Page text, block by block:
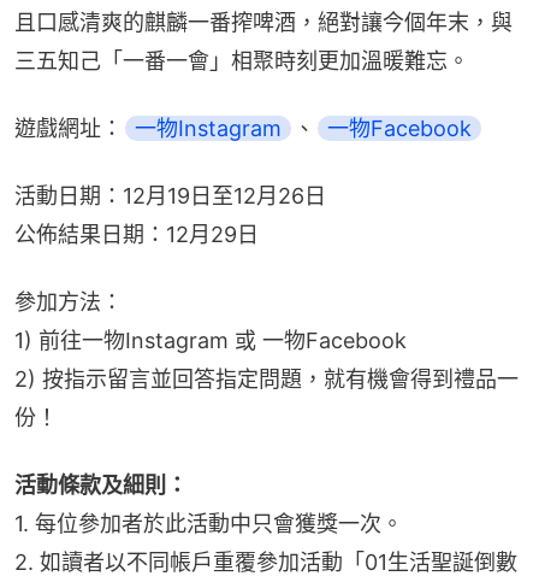
且口感清爽的麒麟一番搾啤酒，絕對讓今個年末，與
三五知己「一番一會」相聚時刻更加溫暖難忘。
遊戲網址： 一物Instagram 、 一物Facebook
活動日期：12月19日至12月26日
公佈結果日期：12月29日
參加方法：
1) 前往一物Instagram 或 一物Facebook
2) 按指示留言並回答指定問題，就有機會得到禮品一
份！
活動條款及細則：
1. 每位參加者於此活動中只會獲獎一次。
2. 如讀者以不同帳戶重覆參加活動「01生活聖誕倒數